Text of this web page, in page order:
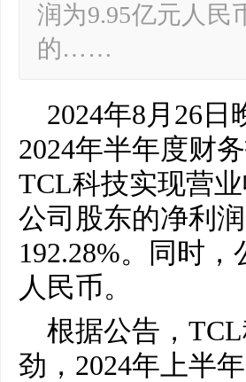
润为9.95亿元人民
的……
2024年8月26日
2024年半年度财
TCL科技实现营
公司股东的净利
192.28%。同时
人民币。
根据公告，
劲，2024年上半